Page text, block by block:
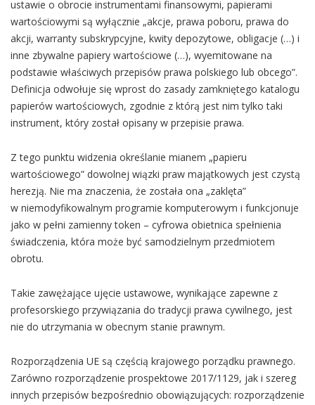
ustawie o obrocie instrumentami finansowymi, papierami
wartościowymi są wyłącznie „akcje, prawa poboru, prawa do
akcji, warranty subskrypcyjne, kwity depozytowe, obligacje (…) i
inne zbywalne papiery wartościowe (…), wyemitowane na
podstawie właściwych przepisów prawa polskiego lub obcego”.
Definicja odwołuje się wprost do zasady zamkniętego katalogu
papierów wartościowych, zgodnie z którą jest nim tylko taki
instrument, który został opisany w przepisie prawa.
Z tego punktu widzenia określanie mianem „papieru
wartościowego” dowolnej wiązki praw majątkowych jest czystą
herezją. Nie ma znaczenia, że została ona „zaklęta”
w niemodyfikowalnym programie komputerowym i funkcjonuje
jako w pełni zamienny token – cyfrowa obietnica spełnienia
świadczenia, która może być samodzielnym przedmiotem
obrotu.
Takie zawężające ujęcie ustawowe, wynikające zapewne z
profesorskiego przywiązania do tradycji prawa cywilnego, jest
nie do utrzymania w obecnym stanie prawnym.
Rozporządzenia UE są częścią krajowego porządku prawnego.
Zarówno rozporządzenie prospektowe 2017/1129, jak i szereg
innych przepisów bezpośrednio obowiązujących: rozporządzenie